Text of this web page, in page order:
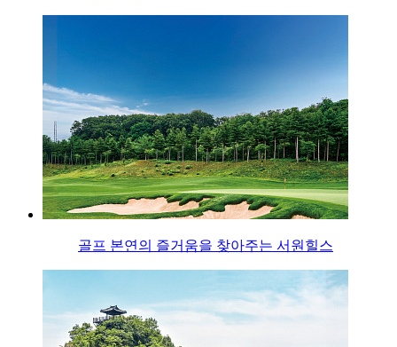
골프 본연의 즐거움을 찾아주는 서원힐스